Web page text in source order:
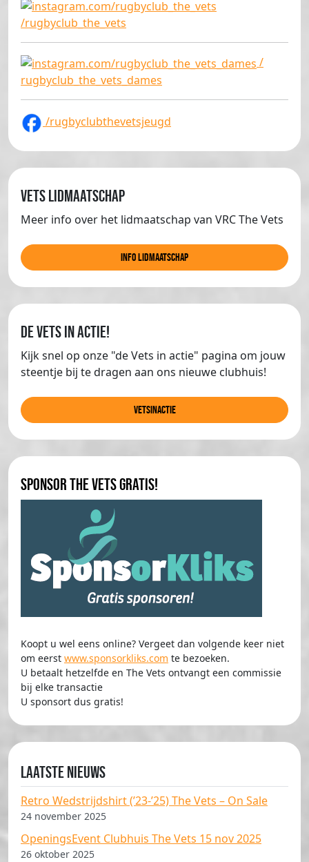
/rugbyclub_the_vets
/
rugbyclub_the_vets_dames
/rugbyclubthevetsjeugd
Vets lidmaatschap
Meer info over het lidmaatschap van VRC The Vets
info lidmaatschap
de Vets in actie!
Kijk snel op onze "de Vets in actie" pagina om jouw
steentje bij te dragen aan ons nieuwe clubhuis!
Vetsinactie
Sponsor The Vets gratis!
Koopt u wel eens online? Vergeet dan volgende keer niet
om eerst www.sponsorkliks.com te bezoeken.
U betaalt hetzelfde en The Vets ontvangt een commissie
bij elke transactie
U sponsort dus gratis!
Laatste nieuws
Retro Wedstrijdshirt (’23-’25) The Vets – On Sale
24 november 2025
OpeningsEvent Clubhuis The Vets 15 nov 2025
26 oktober 2025